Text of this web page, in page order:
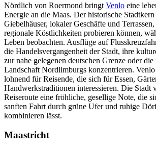
Nördlich von Roermond bringt Venlo eine
Energie an die Maas. Der historische
Giebelhäuser, lokaler Geschäfte und
regionale Köstlichkeiten probieren können,
Leben beobachten. Ausflüge auf
die Handelsvergangenheit der Stadt, ihre
zur nahe gelegenen deutschen Grenze oder
Landschaft Nordlimburgs konzentrieren. Venlo
lohnend für Reisende, die sich für Essen,
Handwerkstraditionen interessieren. Die Stadt
Reiseroute eine fröhliche, gesellige Note, die
sanften Fahrt durch grüne Ufer und ruhige
kombinieren lässt.
Maastricht